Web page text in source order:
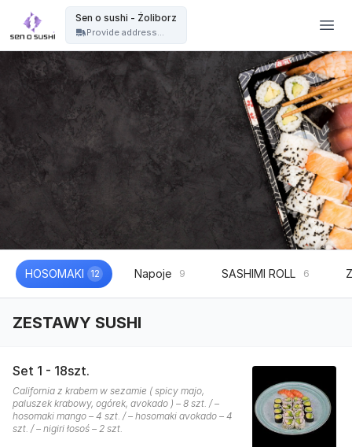
Sen o sushi - Żoliborz
Provide address...
HOSOMAKI 12 Napoje 9 SASHIMI ROLL 6
ZESTAWY SUSHI
Set 1 - 18szt.
California z krabem w sezamie ( spicy majo,
paluszek krabowy, ogórek, avokado ) – 8 szt. / –
hosomaki mango – 4 szt. / – hosomaki avokado – 4
szt. / – nigiri łosoś – 2 szt.